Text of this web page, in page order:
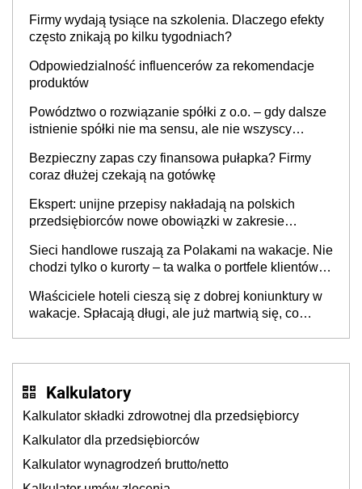
Firmy wydają tysiące na szkolenia. Dlaczego efekty
często znikają po kilku tygodniach?
Odpowiedzialność influencerów za rekomendacje
produktów
Powództwo o rozwiązanie spółki z o.o. – gdy dalsze
istnienie spółki nie ma sensu, ale nie wszyscy
Bezpieczny zapas czy finansowa pułapka? Firmy
coraz dłużej czekają na gotówkę
Ekspert: unijne przepisy nakładają na polskich
przedsiębiorców nowe obowiązki w zakresie
Sieci handlowe ruszają za Polakami na wakacje. Nie
chodzi tylko o kurorty – ta walka o portfele klientów
cichu
Właściciele hoteli cieszą się z dobrej koniunktury w
wakacje. Spłacają długi, ale już martwią się, co
Kalkulatory
Kalkulator składki zdrowotnej dla przedsiębiorcy
Kalkulator dla przedsiębiorców
Kalkulator wynagrodzeń brutto/netto